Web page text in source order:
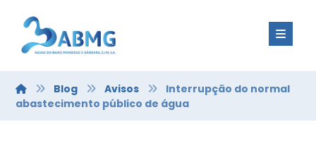
Blog Avisos
Interrupção do normal
abastecimento público de água